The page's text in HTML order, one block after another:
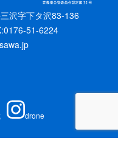
沢字下タ沢83-136
51-6224
drone